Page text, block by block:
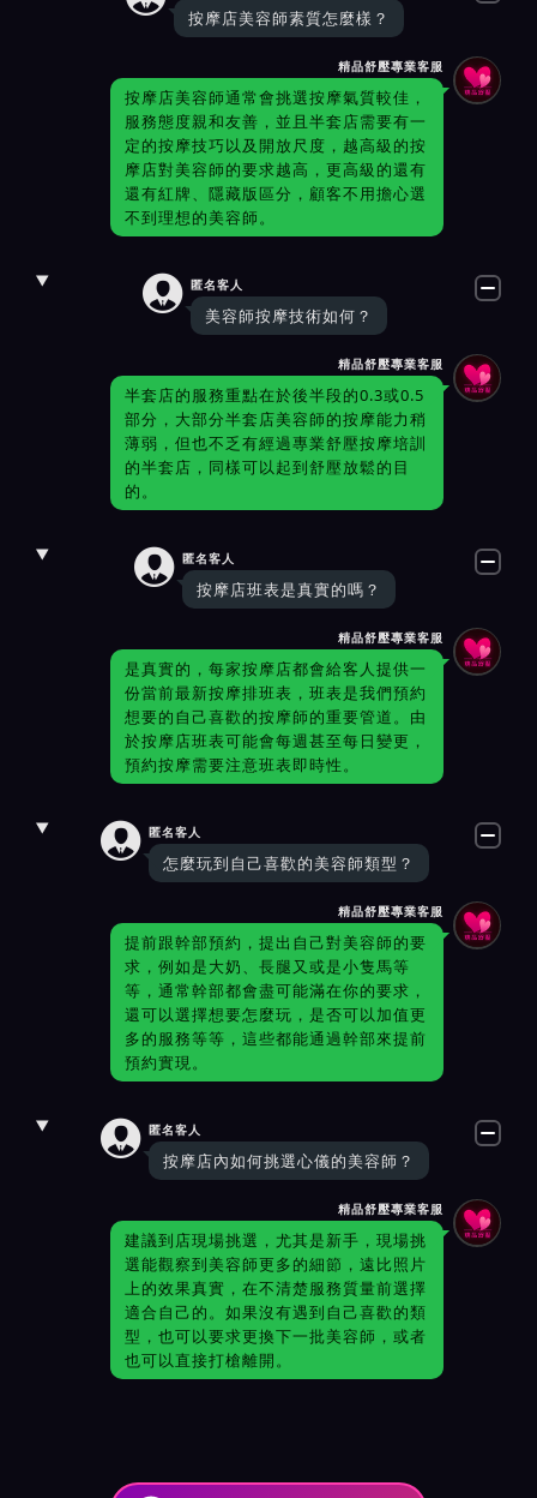
按摩店美容師素質怎麼樣？
精品舒壓專業客服
按摩店美容師通常會挑選按摩氣質較佳，
服務態度親和友善，並且半套店需要有一
定的按摩技巧以及開放尺度，越高級的按
摩店對美容師的要求越高，更高級的還有
還有紅牌、隱藏版區分，顧客不用擔心選
不到理想的美容師。
 匿名客人
美容師按摩技術如何？
精品舒壓專業客服
半套店的服務重點在於後半段的0.3或0.5
部分，大部分半套店美容師的按摩能力稍
薄弱，但也不乏有經過專業舒壓按摩培訓
的半套店，同樣可以起到舒壓放鬆的目
的。
 匿名客人
按摩店班表是真實的嗎？
精品舒壓專業客服
是真實的，每家按摩店都會給客人提供一
份當前最新按摩排班表，班表是我們預約
想要的自己喜歡的按摩師的重要管道。由
於按摩店班表可能會每週甚至每日變更，
預約按摩需要注意班表即時性。
 匿名客人
怎麼玩到自己喜歡的美容師類型？
精品舒壓專業客服
提前跟幹部預約，提出自己對美容師的要
求，例如是大奶、長腿又或是小隻馬等
等，通常幹部都會盡可能滿在你的要求，
還可以選擇想要怎麼玩，是否可以加值更
多的服務等等，這些都能通過幹部來提前
預約實現。
 匿名客人
按摩店內如何挑選心儀的美容師？
精品舒壓專業客服
建議到店現場挑選，尤其是新手，現場挑
選能觀察到美容師更多的細節，遠比照片
上的效果真實，在不清楚服務質量前選擇
適合自己的。如果沒有遇到自己喜歡的類
型，也可以要求更換下一批美容師，或者
也可以直接打槍離開。